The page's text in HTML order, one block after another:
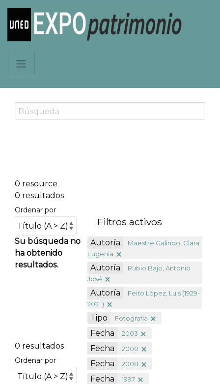
0 resource
0 resultados
Ordenar por
Su búsqueda no
ha obtenido
resultados.
0 resultados
Ordenar por
Filtros activos
Autoría
Maestre Galindo, Clara
Eugenia
Autoría
Rubio Bajo, Antonio
José
Autoría
Feito López, Luis (1929-
2021 )
Tipo Fotografía
Fecha 2003
Fecha 2000
Fecha 2008
Fecha 1997